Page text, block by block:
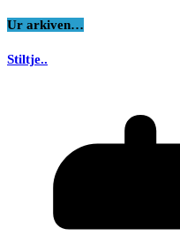
Ur arkiven…
Stiltje..